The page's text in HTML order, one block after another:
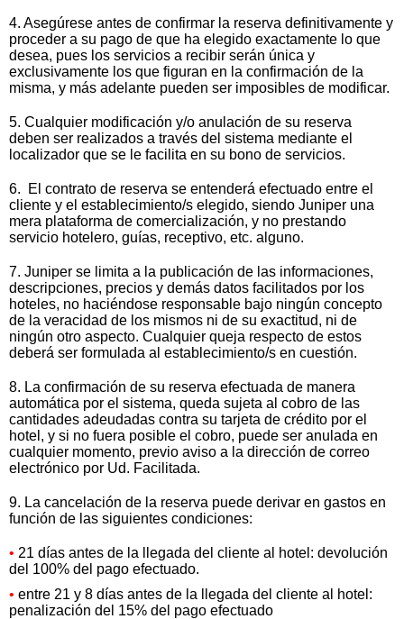
4. Asegúrese antes de confirmar la reserva definitivamente y
proceder a su pago de que ha elegido exactamente lo que
desea, pues los servicios a recibir serán única y
exclusivamente los que figuran en la confirmación de la
misma, y más adelante pueden ser imposibles de modificar.
5. Cualquier modificación y/o anulación de su reserva
deben ser realizados a través del sistema mediante el
localizador que se le facilita en su bono de servicios.
6. El contrato de reserva se entenderá efectuado entre el
cliente y el establecimiento/s elegido, siendo Juniper una
mera plataforma de comercialización, y no prestando
servicio hotelero, guías, receptivo, etc. alguno.
7. Juniper se limita a la publicación de las informaciones,
descripciones, precios y demás datos facilitados por los
hoteles, no haciéndose responsable bajo ningún concepto
de la veracidad de los mismos ni de su exactitud, ni de
ningún otro aspecto. Cualquier queja respecto de estos
deberá ser formulada al establecimiento/s en cuestión.
8. La confirmación de su reserva efectuada de manera
automática por el sistema, queda sujeta al cobro de las
cantidades adeudadas contra su tarjeta de crédito por el
hotel, y si no fuera posible el cobro, puede ser anulada en
cualquier momento, previo aviso a la dirección de correo
electrónico por Ud. Facilitada.
9. La cancelación de la reserva puede derivar en gastos en
función de las siguientes condiciones:
• 21 días antes de la llegada del cliente al hotel: devolución
del 100% del pago efectuado.
• entre 21 y 8 días antes de la llegada del cliente al hotel:
penalización del 15% del pago efectuado